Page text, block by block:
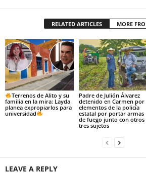
RELATED ARTICLES MORE
Terrenos de Alito y su
familia en la mira: Layda
planea expropiarlos para
universidad
Padre de Julión Álvarez
detenido en Carmen por
elementos de la policía
estatal por portar armas
de fuego junto con otros
tres sujetos
LEAVE A REPLY